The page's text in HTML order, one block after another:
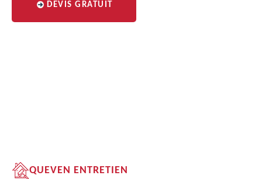
DEVIS GRATUIT
QUEVEN ENTRETIEN